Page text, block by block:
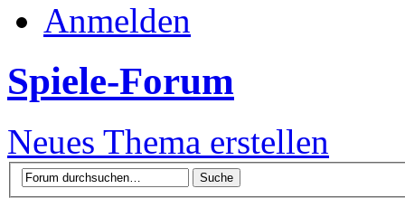
Anmelden
Spiele-Forum
Neues Thema erstellen